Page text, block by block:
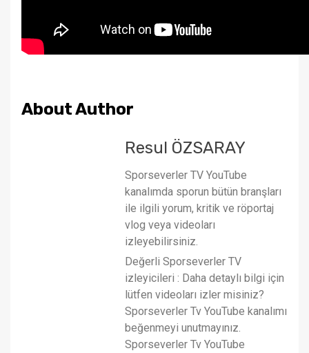
About Author
Resul ÖZSARAY
Sporseverler TV YouTube
kanalımda sporun bütün branşları
ile ilgili yorum, kritik ve röportaj
vlog veya videoları
izleyebilirsiniz.
Değerli Sporseverler TV
izleyicileri : Daha detaylı bilgi için
lütfen videoları izler misiniz?
Sporseverler Tv YouTube kanalımı
beğenmeyi unutmayınız.
Sporseverler Tv YouTube